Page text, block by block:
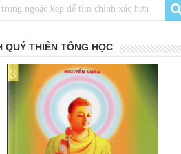
QUÝ THIỀN TÔNG HỌC